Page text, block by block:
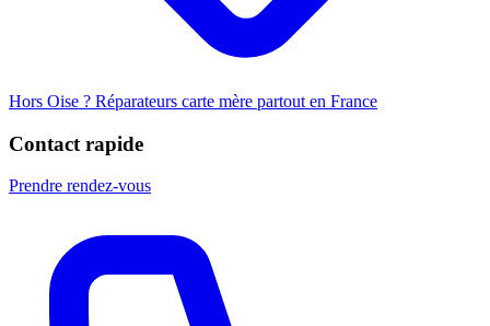
Hors Oise ? Réparateurs carte mère partout en France
Contact rapide
Prendre rendez-vous